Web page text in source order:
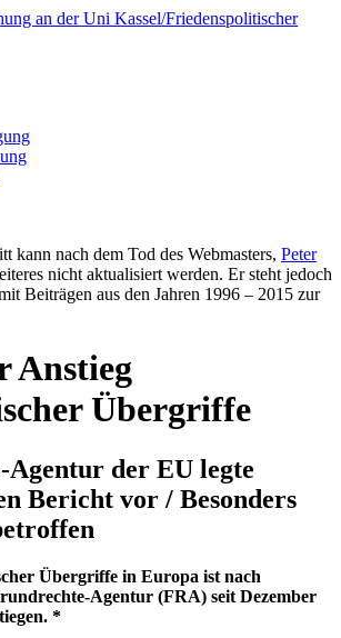
kann nach dem Tod des Webmasters, Peter
nicht aktualisiert werden. Er steht jedoch
Beiträgen aus den Jahren 1996 – 2015 zur
Anstieg
Übergriffe
der EU legte
Bericht vor / Besonders
Übergriffe in Europa ist nach
Agentur (FRA) seit Dezember
*